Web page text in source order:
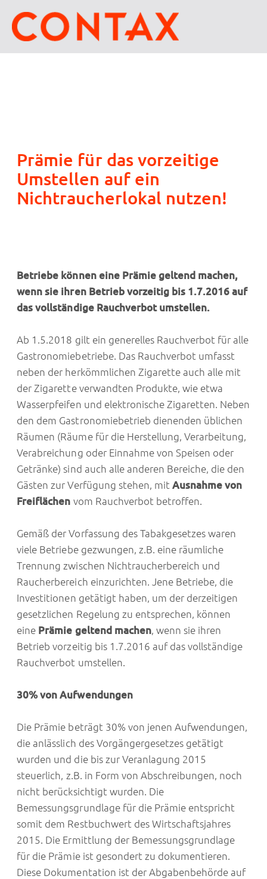
Prämie für das vorzeitige
Umstellen auf ein
Nichtraucherlokal nutzen!
Betriebe können eine Prämie geltend machen,
wenn sie ihren Betrieb vorzeitig bis 1.7.2016 auf
das vollständige Rauchverbot umstellen.
Ab 1.5.2018 gilt ein generelles Rauchverbot für alle
Gastronomiebetriebe. Das Rauchverbot umfasst
neben der herkömmlichen Zigarette auch alle mit
der Zigarette verwandten Produkte, wie etwa
Wasserpfeifen und elektronische Zigaretten. Neben
den dem Gastronomiebetrieb dienenden üblichen
Räumen (Räume für die Herstellung, Verarbeitung,
Verabreichung oder Einnahme von Speisen oder
Getränke) sind auch alle anderen Bereiche, die den
Gästen zur Verfügung stehen, mit Ausnahme von
Freiflächen vom Rauchverbot betroffen.
Gemäß der Vorfassung des Tabakgesetzes waren
viele Betriebe gezwungen, z.B. eine räumliche
Trennung zwischen Nichtraucherbereich und
Raucherbereich einzurichten. Jene Betriebe, die
Investitionen getätigt haben, um der derzeitigen
gesetzlichen Regelung zu entsprechen, können
eine Prämie geltend machen, wenn sie ihren
Betrieb vorzeitig bis 1.7.2016 auf das vollständige
Rauchverbot umstellen.
30% von Aufwendungen
Die Prämie beträgt 30% von jenen Aufwendungen,
die anlässlich des Vorgängergesetzes getätigt
wurden und die bis zur Veranlagung 2015
steuerlich, z.B. in Form von Abschreibungen, noch
nicht berücksichtigt wurden. Die
Bemessungsgrundlage für die Prämie entspricht
somit dem Restbuchwert des Wirtschaftsjahres
2015. Die Ermittlung der Bemessungsgrundlage
für die Prämie ist gesondert zu dokumentieren.
Diese Dokumentation ist der Abgabenbehörde auf